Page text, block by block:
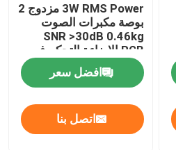
3W RMS Power مزدوج 2
بوصة مكبرات الصوت
SNR >30dB 0.46kg
RGB الإضاءة التحكم في
الحجم في الخط 5V مدخل
متردد للجهاز المكتبية
افضل سعر
اتصل بنا